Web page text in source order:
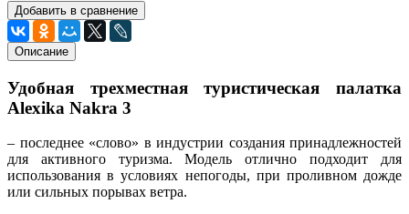
Добавить в сравнение
Описание
Удобная трехместная туристическая палатка
Alexika Nakra 3
– последнее «слово» в индустрии создания принадлежностей
для активного туризма. Модель отлично подходит для
использования в условиях непогоды, при проливном дожде
или сильных порывах ветра.